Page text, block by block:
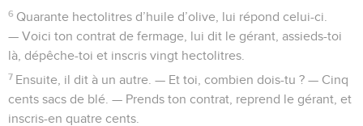
6 Quarante hectolitres d’huile d’olive, lui répond celui-ci.
— Voici ton contrat de fermage, lui dit le gérant, assieds-toi
là, dépêche-toi et inscris vingt hectolitres.
7 Ensuite, il dit à un autre. — Et toi, combien dois-tu ? — Cinq
cents sacs de blé. — Prends ton contrat, reprend le gérant, et
inscris-en quatre cents.